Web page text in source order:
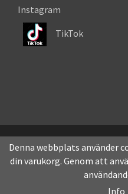
Instagram
TikTok
Drift &
Denna webbplats använder
din varukorg. Genom att
Info